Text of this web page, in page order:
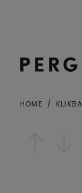
HOME